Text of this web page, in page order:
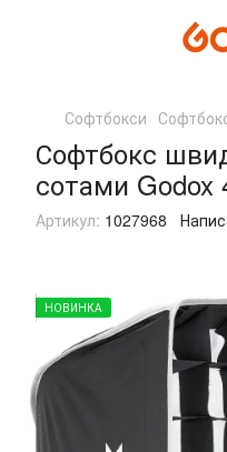
Софтбокси
Софтбокс
сотами Godox
Артикул: 1027968
НОВИНКА